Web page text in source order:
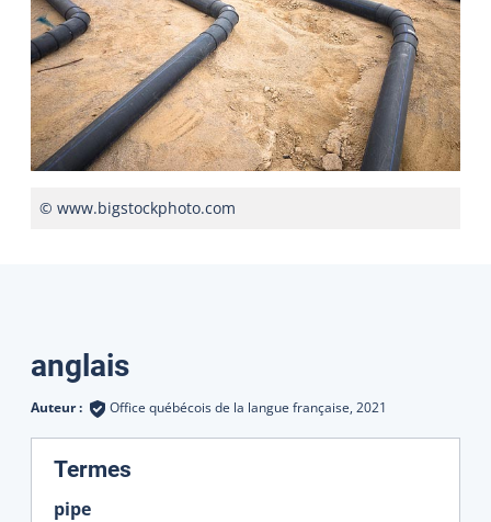
© www.bigstockphoto.com
Traductions
anglais
Auteur : Office québécois de la langue française, 2021
Termes
pipe